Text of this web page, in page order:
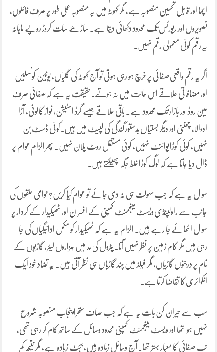
اچھا اور قابلِ تحسین منصوبہ ہے، مگر کہوٹہ میں یہ منصوبہ عملی طور پر صرف فائلوں،
تصویروں اور رپورٹس تک محدود دکھائی دیتا ہے۔ ساڑھے سات کروڑ روپے ماہانہ
یہ رقم کوئی معمولی رقم نہیں۔
اگر یہ رقم واقعی صفائی پر خرچ ہو رہی ہوتی تو آج کہوٹہ کی گلیاں، یونین کونسلیں
اور مضافاتی علاقے اس حالت میں نہ ہوتے۔حقیقت یہ ہے کہ صفائی صرف
مین روڈ اور بازار تک محدود ہے۔ باقی علاقے جیسے گرڈ اسٹیشن، نواز کالونی، آڑا
ادوالا، چھننی اور دیگر بستیاں بدستور گندگی کی لپیٹ میں ہیں۔کوئی ڈسٹ بن
نہیں، کوئی کوڑا پوائنٹ نہیں، کوئی مستقل روٹ پلان نہیں۔ پھر الزام عوام پر
ڈال دیا جاتا ہے کہ لوگ کوڑا غلط جگہ پھینکتے ہیں۔
سوال یہ ہے کہ جب سہولت ہی نہ دی جائے تو عوام کیا کریں؟عوامی حلقوں کی
جانب سے راولپنڈی ویسٹ مینجمنٹ کمپنی کے افسران اور ٹھیکیدار کے کردار پر
سوال اٹھائے جا رہے ہیں۔ الزام یہ ہے کہ ٹھیکیدار کو مکمل ادائیگیاں کی جا
رہی ہیں مگر کام زمین پر نظر نہیں آتا۔پٹرول کی مد میں ہزاروں لیٹر، گاڑیوں کے
نام پر درجنوں گاڑیاں، مگر فیلڈ میں چند گاڑیاں ہی نظر آتی ہیں۔ یہ تضاد خود ایک
انکوائری کا تقاضا کرتا ہے۔
سب سے حیران کن بات یہ ہے کہ جب صاف ستھرا پنجاب منصوبہ شروع
نہیں ہوا تھا اور ویسٹ مینجمنٹ کمپنی محدود وسائل کے ساتھ کام کر رہی تھی،
تب صفائی کا معیار بہتر تھا۔ آج وسائل زیادہ ہیں، بجٹ زیادہ ہے، مگر نتیجہ کم